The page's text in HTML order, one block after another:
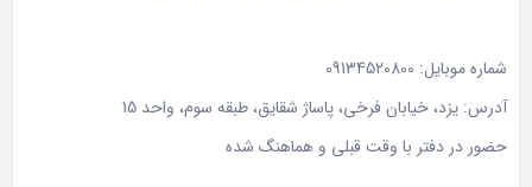
شماره موبایل: 09134520800
آدرس: یزد، خیابان فرخی، پاساژ شقایق، طبقه سوم، واحد 15
حضور در دفتر با وقت قبلی و هماهنگ شده